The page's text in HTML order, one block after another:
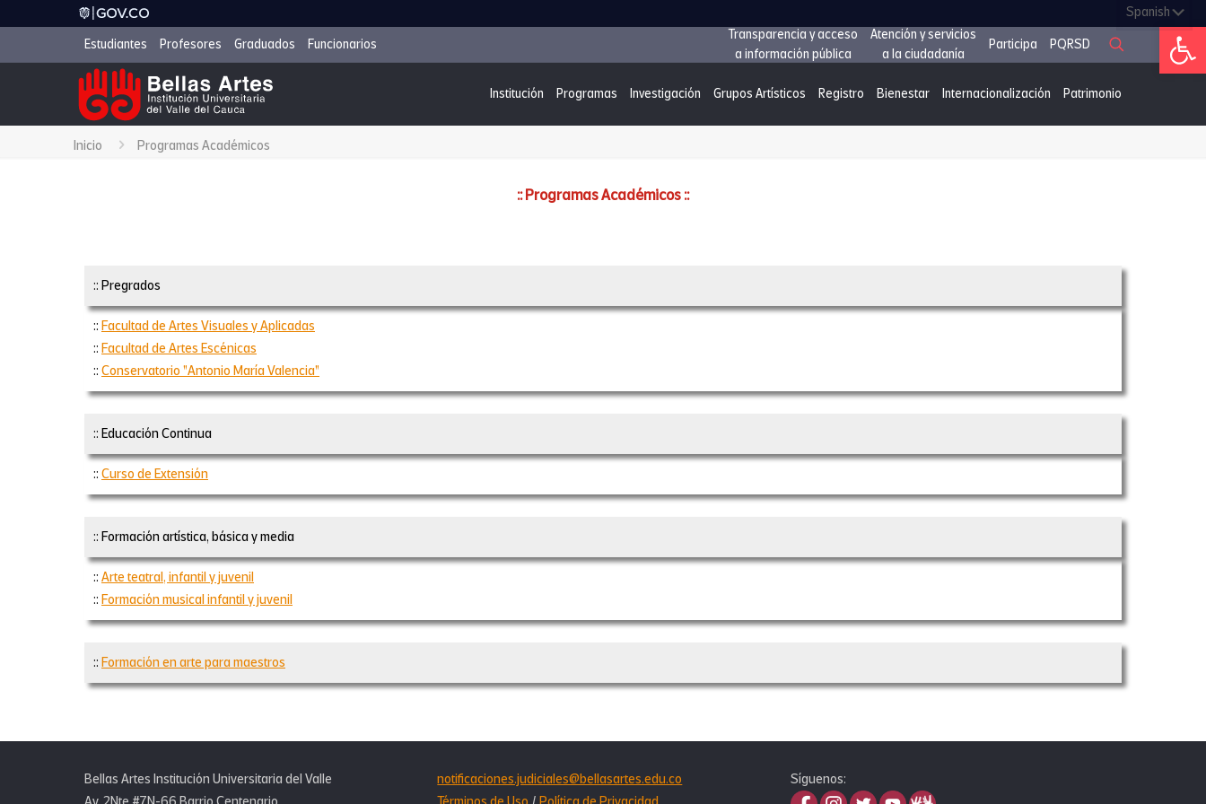
Abrir
Estudiantes Profesores Graduados Funcionarios
Transparencia y acceso
a información pública
Atención y servicios
a la ciudadanía
Participa PQRSD
Institución Programas Investigación Grupos Artísticos Registro Bienestar Internacionalización Patrimonio
Inicio Programas Académicos
:: Programas Académicos ::
:: Pregrados
:: Facultad de Artes Visuales y Aplicadas
:: Facultad de Artes Escénicas
:: Conservatorio "Antonio María Valencia"
:: Educación Continua
:: Curso de Extensión
:: Formación artística, básica y media
:: Arte teatral, infantil y juvenil
:: Formación musical infantil y juvenil
:: Formación en arte para maestros
Bellas Artes Institución Universitaria del Valle
notificaciones.judiciales@bellasartes.edu.co
Síguenos: